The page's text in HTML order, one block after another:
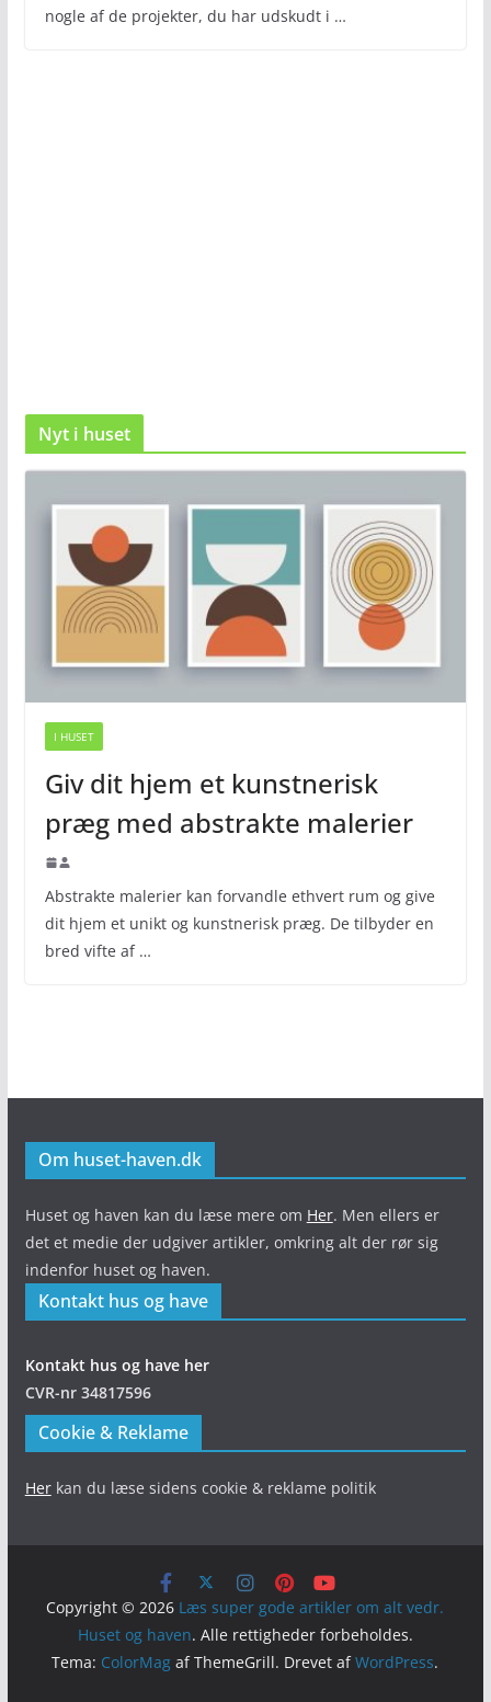
nogle af de projekter, du har udskudt i …
Nyt i huset
I HUSET
Giv dit hjem et kunstnerisk
præg med abstrakte malerier
Abstrakte malerier kan forvandle ethvert rum og give
dit hjem et unikt og kunstnerisk præg. De tilbyder en
bred vifte af …
Om huset-haven.dk
Huset og haven kan du læse mere om Her. Men ellers er
det et medie der udgiver artikler, omkring alt der rør sig
indenfor huset og haven.
Kontakt hus og have
Kontakt hus og have her
CVR-nr 34817596
Cookie & Reklame
Herkan du læse sidens cookie & reklame politik
Copyright © 2026 Læs super gode artikler om alt vedr.
Huset og haven. Alle rettigheder forbeholdes.
Tema: ColorMag af ThemeGrill. Drevet afWordPress.